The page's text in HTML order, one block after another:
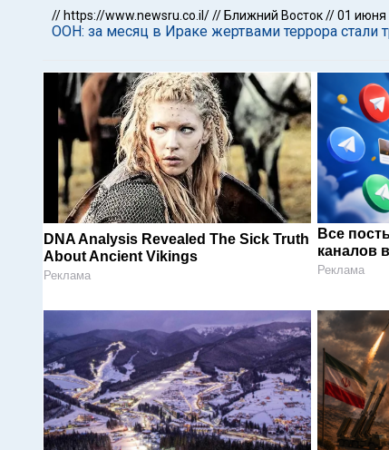
// https://www.newsru.co.il/// Ближний Восток//01 июня
ООН: за месяц в Ираке жертвами террора стали
DNA Analysis Revealed The Sick Truth
About Ancient Vikings
Реклама
Все
каналов
Реклама